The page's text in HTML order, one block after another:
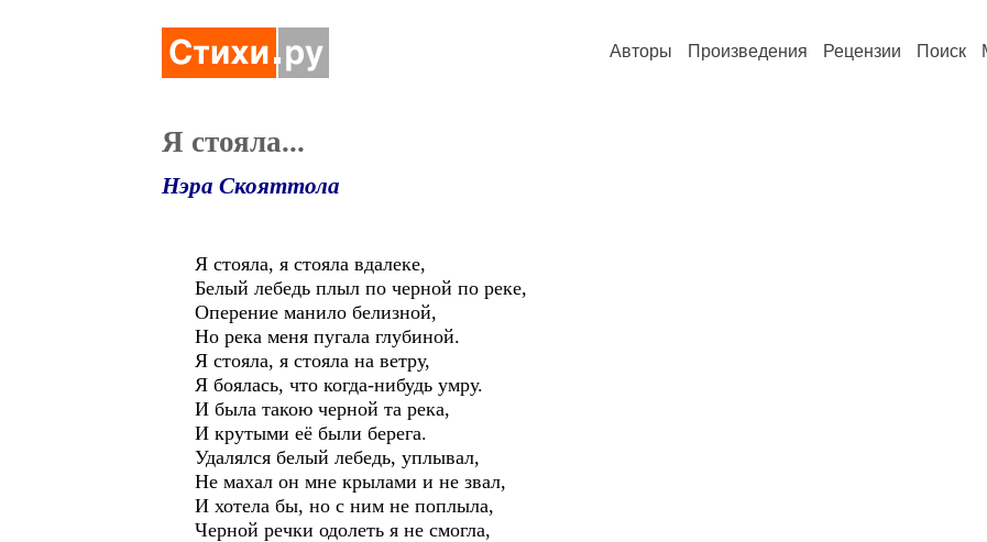
Авторы Произведения Рецензии Поиск
Я стояла...
Нэра Скояттола
Я стояла, я стояла вдалеке,
Белый лебедь плыл по черной по реке,
Оперение манило белизной,
Но река меня пугала глубиной.
Я стояла, я стояла на ветру,
Я боялась, что когда-нибудь умру.
И была такою черной та река,
И крутыми её были берега.
Удалялся белый лебедь, уплывал,
Не махал он мне крылами и не звал,
И хотела бы, но с ним не поплыла,
Черной речки одолеть я не смогла,